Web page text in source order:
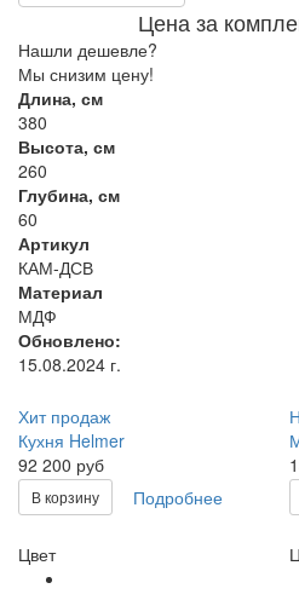
Цена за
Нашли дешевле?
Мы снизим цену!
Длина, см
380
Высота, см
260
Глубина, см
60
Артикул
КАМ-ДСВ
Материал
МДФ
Обновлено:
15.08.2024 г.
Хит продаж
Кухня Helmer
92 200 руб
В корзину Подробнее
Цвет